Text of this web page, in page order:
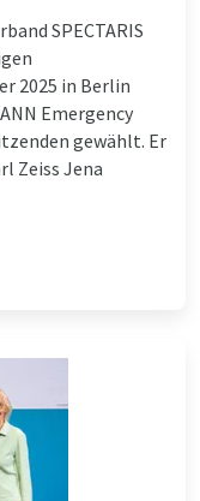
SPECTARIS
2025 in Berlin
Emergency
gewählt. Er
Zeiss Jena